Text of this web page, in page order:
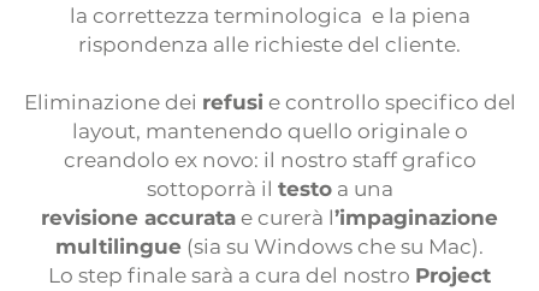
la correttezza terminologica e la piena
rispondenza alle richieste del cliente.
Eliminazione dei refusi e controllo specifico del
layout, mantenendo quello originale o
creandolo ex novo: il nostro staff grafico
sottoporrà il testoa una
revisione accurata e curerà l’impaginazione
multilingue (sia su Windows che su Mac).
Lo step finale sarà a cura del nostro Project